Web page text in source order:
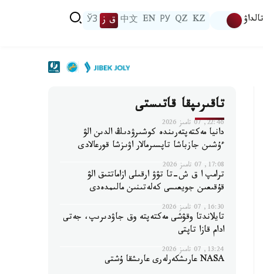
تالداۋ KZ
QZ
РУ
EN
中文 ق ز ЎЗ
تاقىرىپقا قاتىستى
22:46, 07 تامىز 2026
دانيا مەكتەپتەرىندە كوشىرۋدىڭ الدىن الۋ
ءۇشىن جازباشا تاپسىرمالار اۋىزشا قورعالادى
17:08, 07 تامىز 2026
ترامپ ا ق ش-تا تۋۋ ارقىلى ازاماتتىق الۋ
قۇقىعىن جويعىسى كەلەتىنىن مالىمدەدى
16:30, 07 تامىز 2026
تايلاندتا وقۋشى مەكتەپتە وق جاۋدىرىپ، جەتى
ادام قازا تاپتى
13:24, 07 تامىز 2026
NASA عارىشكەرلەرى عارىشقا ۇشتى